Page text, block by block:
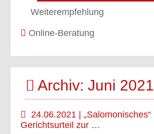
Weiterempfehlung
Online-Beratung
Archiv: Juni 2021
24.06.2021 | „Salomonisches“
Gerichtsurteil zur …